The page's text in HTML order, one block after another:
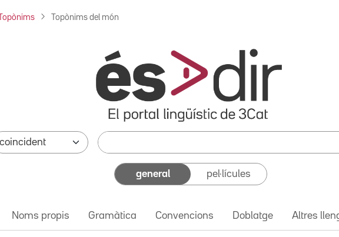
Topònims Topònims del món
general pel·lícules
Noms propis Gramàtica Convencions Doblatge Altres